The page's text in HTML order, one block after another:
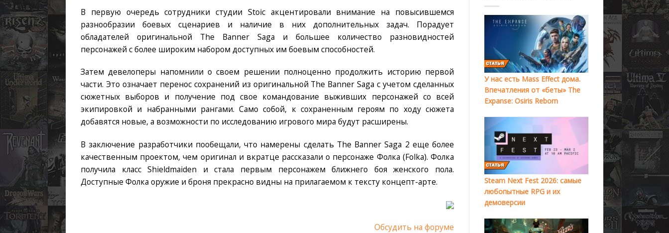
В первую очередь сотрудники студии Stoic акцентировали внимание на повысившемся
разнообразии боевых сценариев и наличие в них дополнительных задач. Порадует
обладателей оригинальной The Banner Saga и большее количество разновидностей
персонажей с более широким набором доступных им боевым способностей.
Затем девелоперы напомнили о своем решении полноценно продолжить историю первой
части. Это означает перенос сохранений из оригинальной The Banner Saga c учетом сделанных
сюжетных выборов и получение под свое командование выживших персонажей со всей
экипировкой и набранными рангами. Само собой, к сохраненным героям по ходу сюжета
добавятся новые, а возможности по исследованию игрового мира будут расширены.
В заключение разработчики пообещали, что намерены сделать The Banner Saga 2 еще более
качественным проектом, чем оригинал и вкратце рассказали о персонаже Фолка (Folka). Фолка
получила класс Shieldmaiden и стала первым персонажем ближнего боя женского пола.
Доступные Фолка оружие и броня прекрасно видны на прилагаемом к тексту концепт-арте.
Обсудить на форуме
У нас есть Mass Effect дома.
Впечатления от «беты» The
Expanse: Osiris Reborn
Steam Next Fest 2026: самые
любопытные RPG и их
демоверсии